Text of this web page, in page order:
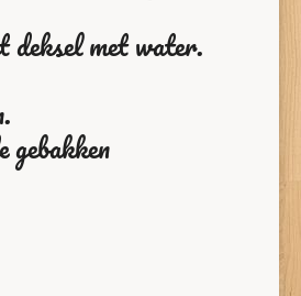
deksel met water.
gebakken